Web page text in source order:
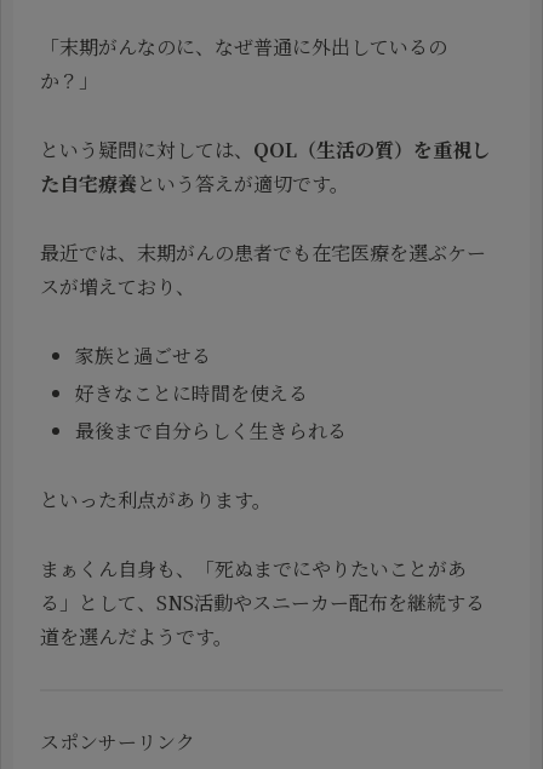
「末期がんなのに、なぜ普通に外出しているの
か？」
という疑問に対しては、 QOL（生活の質）を重視し
た自宅療養という答えが適切です。
最近では、末期がんの患者でも在宅医療を選ぶケー
スが増えており、
家族と過ごせる
好きなことに時間を使える
最後まで自分らしく生きられる
といった利点があります。
まぁくん自身も、「死ぬまでにやりたいことがあ
る」として、SNS活動やスニーカー配布を継続する
道を選んだようです。
スポンサーリンク